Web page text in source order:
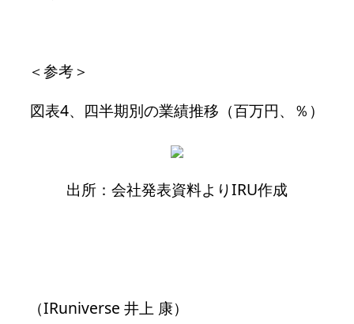
＜参考＞
図表4、四半期別の業績推移（百万円、％）
出所：会社発表資料よりIRU作成
（IRuniverse 井上 康）